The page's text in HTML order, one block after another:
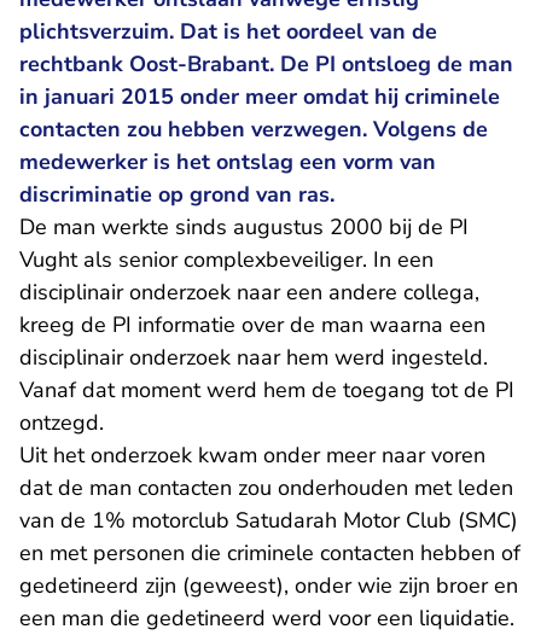
plichtsverzuim. Dat is het oordeel van de
rechtbank Oost-Brabant. De PI ontsloeg de man
in januari 2015 onder meer omdat hij criminele
contacten zou hebben verzwegen. Volgens de
medewerker is het ontslag een vorm van
discriminatie op grond van ras.
De man werkte sinds augustus 2000 bij de PI
Vught als senior complexbeveiliger. In een
disciplinair onderzoek naar een andere collega,
kreeg de PI informatie over de man waarna een
disciplinair onderzoek naar hem werd ingesteld.
Vanaf dat moment werd hem de toegang tot de PI
ontzegd.
Uit het onderzoek kwam onder meer naar voren
dat de man contacten zou onderhouden met leden
van de 1% motorclub Satudarah Motor Club (SMC)
en met personen die criminele contacten hebben of
gedetineerd zijn (geweest), onder wie zijn broer en
een man die gedetineerd werd voor een liquidatie.